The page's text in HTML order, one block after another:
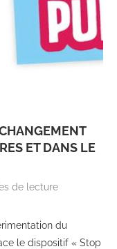
ET DANS LE
de lecture
du
le dispositif « Stop